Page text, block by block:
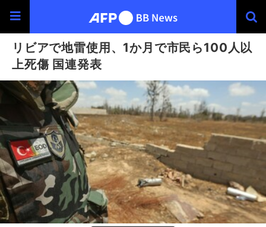
リビアで地雷使用、1か月で市民ら100人以
上死傷 国連発表